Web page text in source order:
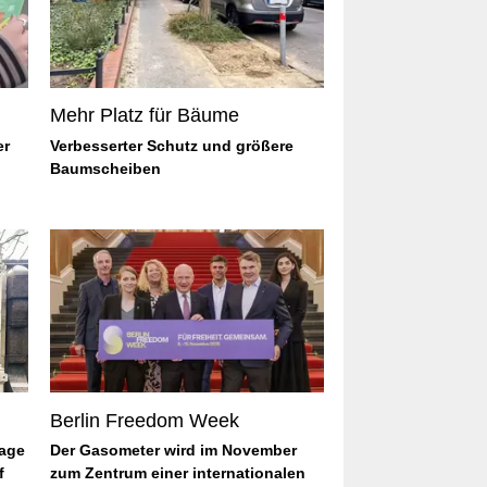
Mehr Platz für Bäume
Verbesserter Schutz und größere
Baumscheiben
Berlin Freedom Week
Der Gasometer wird im November
zum Zentrum einer internationalen